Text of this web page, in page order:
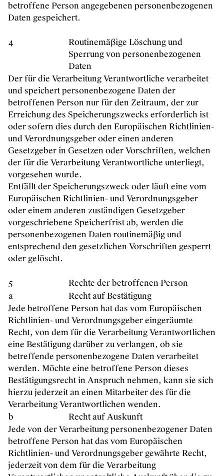
betroffene Person angegebenen personenbezogenen
Daten gespeichert.
4
Routinemäßige Löschung und
Sperrung von personenbezogenen
Daten
Der für die Verarbeitung Verantwortliche verarbeitet
und speichert personenbezogene Daten der
betroffenen Person nur für den Zeitraum, der zur
Erreichung des Speicherungszwecks erforderlich ist
oder sofern dies durch den Europäischen Richtlinien-
und Verordnungsgeber oder einen anderen
Gesetzgeber in Gesetzen oder Vorschriften, welchen
der für die Verarbeitung Verantwortliche unterliegt,
vorgesehen wurde.
Entfällt der Speicherungszweck oder läuft eine vom
Europäischen Richtlinien- und Verordnungsgeber
oder einem anderen zuständigen Gesetzgeber
vorgeschriebene Speicherfrist ab, werden die
personenbezogenen Daten routinemäßig und
entsprechend den gesetzlichen Vorschriften gesperrt
oder gelöscht.
5
Rechte der betroffenen Person
a
Recht auf Bestätigung
Jede betroffene Person hat das vom Europäischen
Richtlinien- und Verordnungsgeber eingeräumte
Recht, von dem für die Verarbeitung Verantwortlichen
eine Bestätigung darüber zu verlangen, ob sie
betreffende personenbezogene Daten verarbeitet
werden. Möchte eine betroffene Person dieses
Bestätigungsrecht in Anspruch nehmen, kann sie sich
hierzu jederzeit an einen Mitarbeiter des für die
Verarbeitung Verantwortlichen wenden.
b
Recht auf Auskunft
Jede von der Verarbeitung personenbezogener Daten
betroffene Person hat das vom Europäischen
Richtlinien- und Verordnungsgeber gewährte Recht,
jederzeit von dem für die Verarbeitung